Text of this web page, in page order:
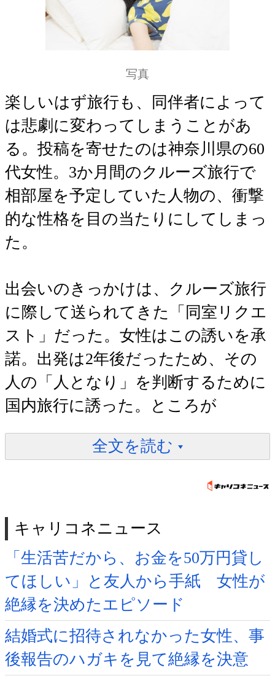
写真
楽しいはず旅行も、同伴者によって
は悲劇に変わってしまうことがあ
る。投稿を寄せたのは神奈川県の60
代女性。3か月間のクルーズ旅行で
相部屋を予定していた人物の、衝撃
的な性格を目の当たりにしてしまっ
た。
出会いのきっかけは、クルーズ旅行
に際して送られてきた「同室リクエ
スト」だった。女性はこの誘いを承
諾。出発は2年後だったため、その
人の「人となり」を判断するために
国内旅行に誘った。ところが
全文を読む
キャリコネニュース
「生活苦だから、お金を50万円貸し
てほしい」と友人から手紙 女性が
絶縁を決めたエピソード
結婚式に招待されなかった女性、事
後報告のハガキを見て絶縁を決意